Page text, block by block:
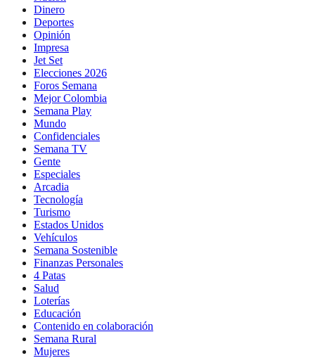
Dinero
Deportes
Opinión
Impresa
Jet Set
Elecciones 2026
Foros Semana
Mejor Colombia
Semana Play
Mundo
Confidenciales
Semana TV
Gente
Especiales
Arcadia
Tecnología
Turismo
Estados Unidos
Vehículos
Semana Sostenible
Finanzas Personales
4 Patas
Salud
Loterías
Educación
Contenido en colaboración
Semana Rural
Mujeres